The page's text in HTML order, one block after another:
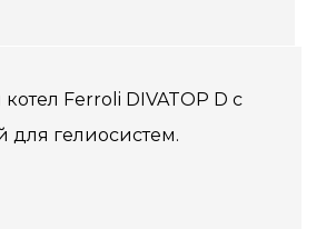
Ferroli DIVATOP D с
для гелиосистем.